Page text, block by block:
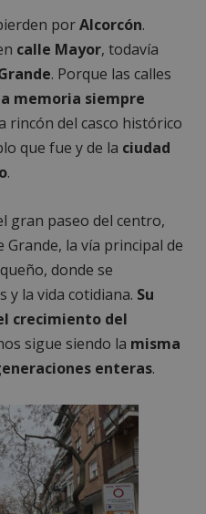
porAlcorcón.
calle Mayor, todavía
. Porque las calles
memoria siempre
rincón del casco histórico
que fue y de la ciudad
.
gran paseo del centro,
Grande, la vía principal de
donde se
y la vida cotidiana. Su
crecimiento del
sigue siendo la misma
enteras.